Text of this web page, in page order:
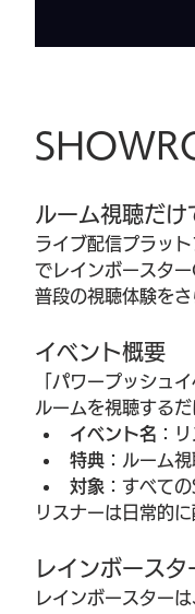
ルーム視聴だけ
ライブ配信プラッ
でレインボースタ
普段の視聴体験を
イベント概要
「パワープッシュ
ルームを視聴する
イベント名 ：
特典 ：ルーム
対象 ：すべて
リスナーは日常的
レインボースタ
レインボースター